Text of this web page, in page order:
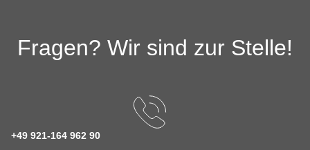
Fragen? Wir sind zur Stelle!
+49 921-164 962 90